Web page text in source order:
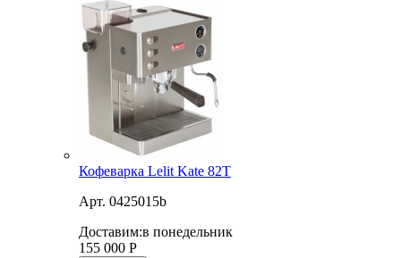
Кофеварка Lelit Kate 82T
Арт. 0425015b
Доставим:в понедельник
155 000 Р